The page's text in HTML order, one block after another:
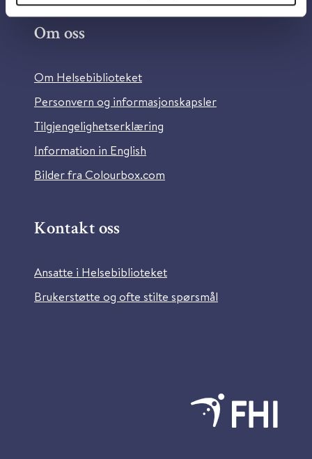
Om oss
Om Helsebiblioteket
Personvern og informasjonskapsler
Tilgjengelighetserklæring
Information in English
Bilder fra Colourbox.com
Kontakt oss
Ansatte i Helsebiblioteket
Brukerstøtte og ofte stilte spørsmål